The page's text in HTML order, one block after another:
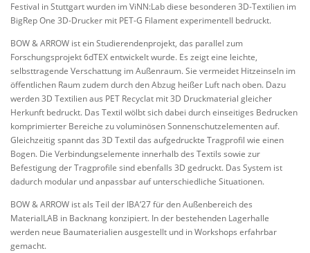
Festival in Stuttgart wurden im ViNN:Lab diese besonderen 3D-Textilien im
BigRep One 3D-Drucker mit PET-G Filament experimentell bedruckt.
BOW & ARROW ist ein Studierendenprojekt, das parallel zum
Forschungsprojekt 6dTEX entwickelt wurde. Es zeigt eine leichte,
selbsttragende Verschattung im Außenraum. Sie vermeidet Hitzeinseln im
öffentlichen Raum zudem durch den Abzug heißer Luft nach oben. Dazu
werden 3D Textilien aus PET Recyclat mit 3D Druckmaterial gleicher
Herkunft bedruckt. Das Textil wölbt sich dabei durch einseitiges Bedrucken
komprimierter Bereiche zu voluminösen Sonnenschutzelementen auf.
Gleichzeitig spannt das 3D Textil das aufgedruckte Tragprofil wie einen
Bogen. Die Verbindungselemente innerhalb des Textils sowie zur
Befestigung der Tragprofile sind ebenfalls 3D gedruckt. Das System ist
dadurch modular und anpassbar auf unterschiedliche Situationen.
BOW & ARROW ist als Teil der IBA‘27 für den Außenbereich des
MaterialLAB in Backnang konzipiert. In der bestehenden Lagerhalle
werden neue Baumaterialien ausgestellt und in Workshops erfahrbar
gemacht.